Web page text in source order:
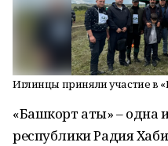
Иглинцы приняли участие в
«Башкорт аты» – одна
республики Радия